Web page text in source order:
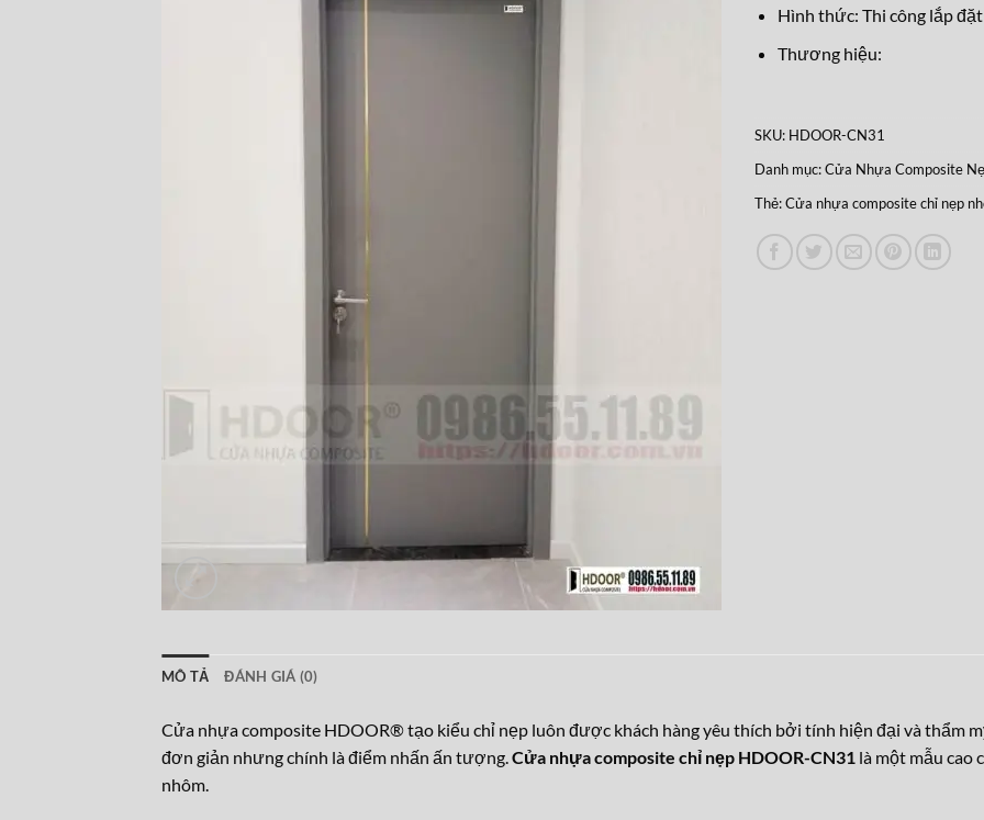
Hình thức: Thi công lắp
Thương hiệu:
SKU: HDOOR-CN31
Danh mục:Cửa Nhựa Composite
Thẻ:Cửa nhựa composite chỉ nẹp
MÔ TẢ ĐÁNH GIÁ (0)
Cửa nhựa composite HDOOR® tạo kiểu chỉ nẹp luôn được khách hàng yêu thích bởi tính hiện đại và thẩm
đơn giản nhưng chính là điểm nhấn ấn tượng. Cửa nhựa composite chỉ nẹp HDOOR-CN31 là một mẫu cao
nhôm.